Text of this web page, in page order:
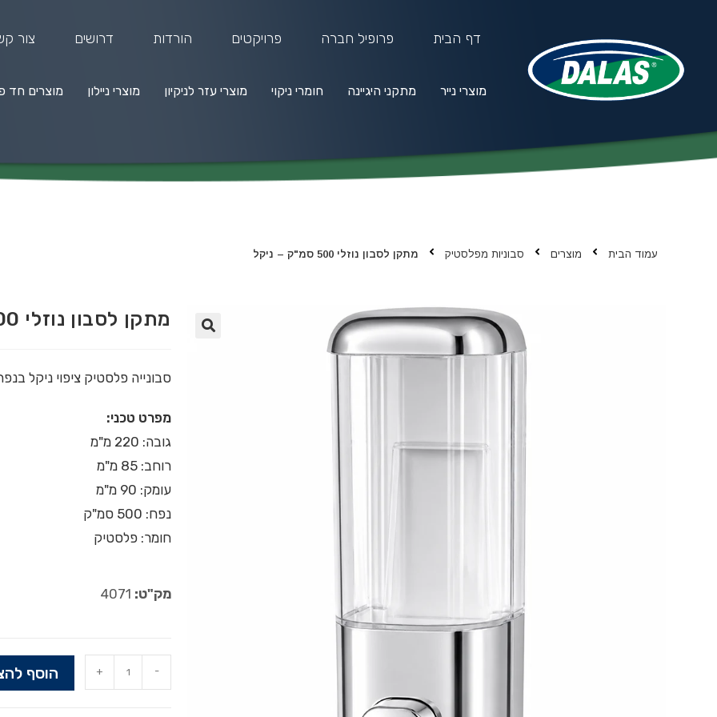
דף הבית פרופיל חברה פרויקטים הורדות דרושים צור
מוצרי נייר מתקני היגיינה חומרי ניקוי מוצרי עזר לניקיון מוצרי ניילון מוצרים חד
עמוד הבית מוצרים סבוניות מפלסטיק מתקן לסבון נוזלי 500 סמ"ק – ניקל
מתקן לסבון נוזלי 500 סמ"ק – ניקל
סבונייה פלסטיק ציפוי ניקל בנפח 500 סמ"ק וללא
מפרט טכני:
גובה: 220 מ"מ
רוחב: 85 מ"מ
עומק: 90 מ"מ
נפח: 500 סמ"ק
חומר: פלסטיק
מק"ט: 4071
-
+ הוסף